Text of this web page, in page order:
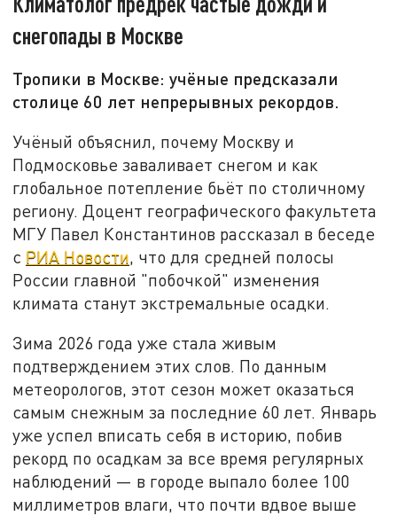
снегопады в Москве
Тропики в Москве: учёные предсказали
столице 60 лет непрерывных рекордов.
Учёный объяснил, почему Москву и
Подмосковье заваливает снегом и как
глобальное потепление бьёт по столичному
региону. Доцент географического факультета
МГУ Павел Константинов рассказал в беседе
с РИА Новости, что для средней полосы
России главной "побочкой" изменения
климата станут экстремальные осадки.
Зима 2026 года уже стала живым
подтверждением этих слов. По данным
метеорологов, этот сезон может оказаться
самым снежным за последние 60 лет. Январь
уже успел вписать себя в историю, побив
рекорд по осадкам за все время регулярных
наблюдений — в городе выпало более 100
миллиметров влаги, что почти вдвое выше